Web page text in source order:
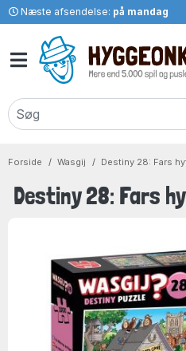
Næste afsendelse: på mandag
Forside Wasgij Destiny 28: Fars
Destiny 28: Fars